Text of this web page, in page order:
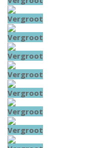
Vergroot
Vergroot
Vergroot
Vergroot
Vergroot
Vergroot
Vergroot